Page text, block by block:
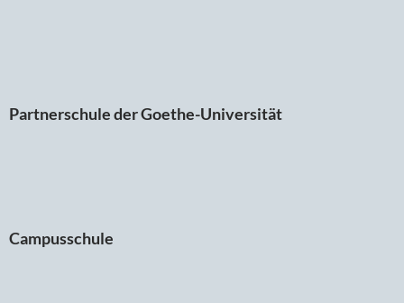
Partnerschule der Goethe-Universität
Campusschule